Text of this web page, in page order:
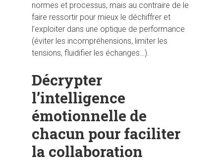
normes et processus, mais au contraire de le
faire ressortir pour mieux le déchiffrer et
l’exploiter dans une optique de performance
(éviter les incompréhensions, limiter les
tensions, fluidifier les échanges…).
Décrypter
l’intelligence
émotionnelle de
chacun pour faciliter
la collaboration